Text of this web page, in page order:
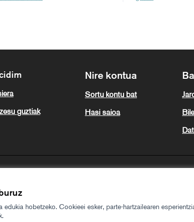
hobetzeko. Cookieei esker, parte-hartzailearen
guztiak
Nire kontua
Sortu kontu bat
Hasi saioa